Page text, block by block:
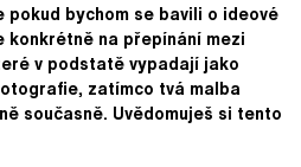
pokud bychom se bavili o ideové
konkrétně na přepínání mezi
v podstatě vypadají jako
zatímco tvá malba
současně. Uvědomuješ si tento